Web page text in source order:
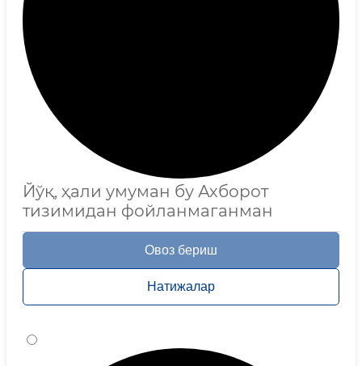
Йўқ, ҳали умуман бу Ахборот
тизимидан фойланмаганман
Овоз бериш
Натижалар